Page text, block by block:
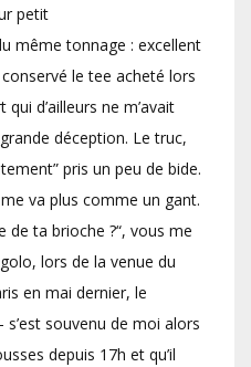
petit
même tonnage : excellent
conservé le tee acheté lors
d’ailleurs ne m’avait
déception. Le truc,
pris un peu de bide.
va plus comme un gant.
de ta brioche ?“, vous me
lors de la venue du
en mai dernier, le
souvenu de moi alors
depuis 17h et qu’il